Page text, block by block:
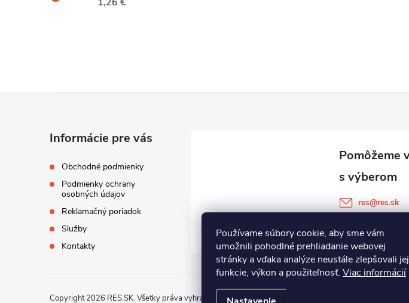
Používame súbory cookie, aby sme vám
umožnili pohodlné prehliadanie webovej
stránky a vďaka analýze neustále zlepšovali jej
funkcie, výkon a použiteľnosť. Viac informácií
Informácie pre vás
Obchodné podmienky
Podmienky ochrany
osobných údajov
Reklamačný poriadok
Služby
Kontakty
res@res.sk
Copyright 2026 RES.SK. Všetky práva vyhradené.